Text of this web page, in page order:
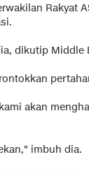
Rakyat
dikutip Middle
akan
imbuh dia.